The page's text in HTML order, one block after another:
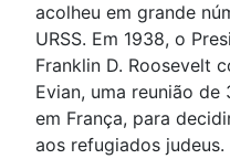
acolheu em grande
URSS. Em 1938, o
Franklin D. Roosevelt
Evian, uma reunião
em França, para
aos refugiados